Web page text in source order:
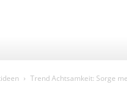
Trend Achtsamkeit: Sorge